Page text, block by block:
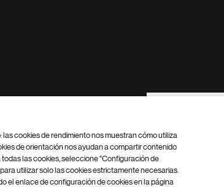
Footer Site Search
Configuración de cookies Mapa del sitio
cookies de rendimiento nos muestran cómo utiliza
de orientación nos ayudan a compartir contenido
las cookies, seleccione "Configuración de
utilizar solo las cookies estrictamente necesarias.
el enlace de configuración de cookies en la página